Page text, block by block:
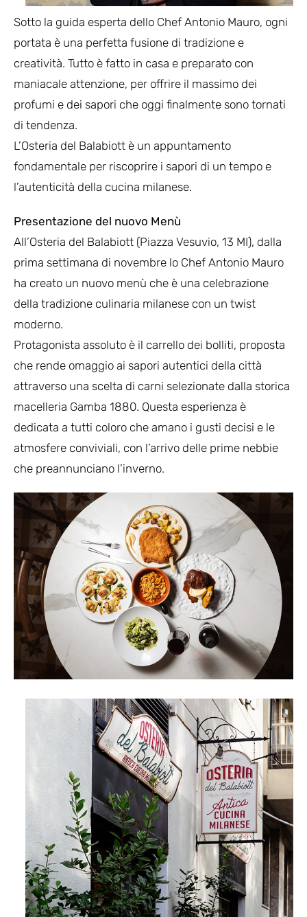
Sotto la guida esperta dello Chef Antonio Mauro, ogni
portata è una perfetta fusione di tradizione e
creatività. Tutto è fatto in casa e preparato con
maniacale attenzione, per offrire il massimo dei
profumi e dei sapori che oggi finalmente sono tornati
di tendenza.
L’Osteria del Balabiott è un appuntamento
fondamentale per riscoprire i sapori di un tempo e
l’autenticità della cucina milanese.
Presentazione del nuovo Menù
All’Osteria del Balabiott (Piazza Vesuvio, 13 MI), dalla
prima settimana di novembre lo Chef Antonio Mauro
ha creato un nuovo menù che è una celebrazione
della tradizione culinaria milanese con un twist
moderno.
Protagonista assoluto è il carrello dei bolliti, proposta
che rende omaggio ai sapori autentici della città
attraverso una scelta di carni selezionate dalla storica
macelleria Gamba 1880. Questa esperienza è
dedicata a tutti coloro che amano i gusti decisi e le
atmosfere conviviali, con l’arrivo delle prime nebbie
che preannunciano l’inverno.